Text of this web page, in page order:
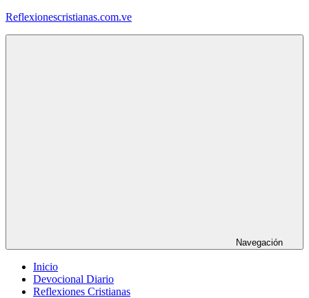
Saltar
Reflexionescristianas.com.ve
Navegación
Inicio
Devocional Diario
Reflexiones Cristianas